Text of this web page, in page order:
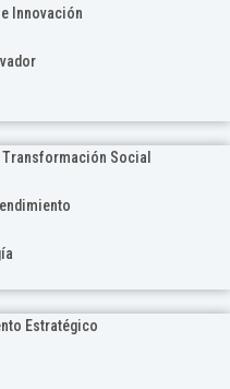
Innovación
Social
Estratégico